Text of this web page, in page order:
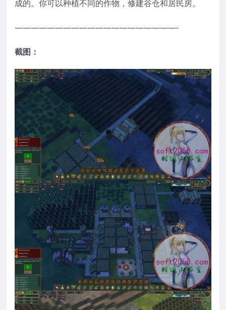
成的。你可以种植不同的作物，修建谷仓和居民房。
————————————————————-
截图：